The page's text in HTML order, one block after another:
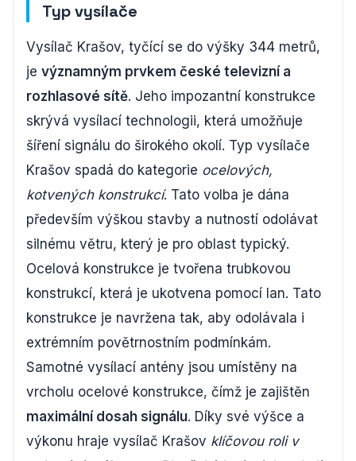
Typ vysílače
Vysílač Krašov, tyčící se do výšky 344 metrů,
je významným prvkem české televizní a
rozhlasové sítě. Jeho impozantní konstrukce
skrývá vysílací technologii, která umožňuje
šíření signálu do širokého okolí. Typ vysílače
Krašov spadá do kategorie ocelových,
kotvených konstrukcí. Tato volba je dána
především výškou stavby a nutností odolávat
silnému větru, který je pro oblast typický.
Ocelová konstrukce je tvořena trubkovou
konstrukcí, která je ukotvena pomocí lan. Tato
konstrukce je navržena tak, aby odolávala i
extrémním povětrnostním podmínkám.
Samotné vysílací antény jsou umístěny na
vrcholu ocelové konstrukce, čímž je zajištěn
maximální dosah signálu. Díky své výšce a
výkonu hraje vysílač Krašov klíčovou roli v